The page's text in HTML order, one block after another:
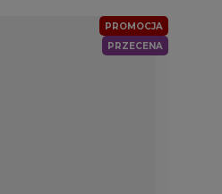
PROMOCJA
PRZECENA